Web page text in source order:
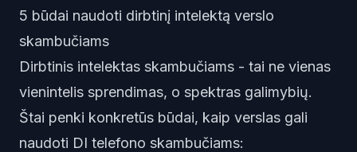
5 būdai naudoti dirbtinį intelektą verslo
skambučiams
Dirbtinis intelektas skambučiams - tai ne vienas
vienintelis sprendimas, o spektras galimybių.
Štai penki konkretūs būdai, kaip verslas gali
naudoti DI telefono skambučiams: